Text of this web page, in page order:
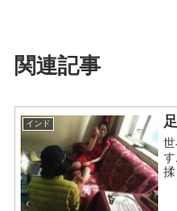
関連記事
インド